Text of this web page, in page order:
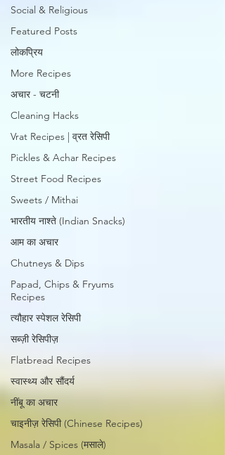
Social & Religious
Featured Posts
लोकप्रिय
More Recipes
अचार - चटनी
Cleaning Hacks
Vrat Recipes | व्रत रेसिपी
Pickles & Achar Recipes
Street Food Recipes
Sweets / Mithai
भारतीय नाश्ते (Indian Snacks)
आम का अचार
Chutneys & Dips
Papad, Chips & Fryums
Recipes
त्यौहार स्पेशल रेसिपी
सब्ज़ी रेसिपीज़
Flatbread Recipes
स्वास्थ्य और सौंदर्य
नींबू का अचार
चाइनीज़ रेसिपी (Chinese Recipes)
Masala / Spices (मसाले)